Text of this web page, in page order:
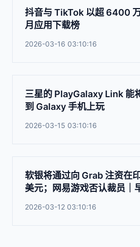
抖音与 TikTok 以超 6400
月应用下载榜
2026-03-16 03:10:16
三星的 PlayGalaxy Link 能
到 Galaxy 手机上玩
2026-03-15 03:10:16
软银将通过向 Grab 注资在
美元；网易游戏否认裁员｜
2026-03-12 03:10:16